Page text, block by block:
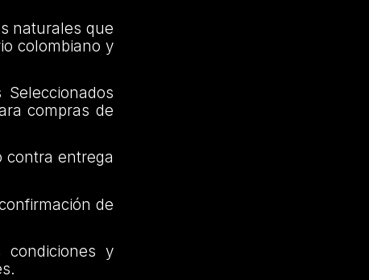
naturales que
colombiano y
compras de
contra entrega
de
y